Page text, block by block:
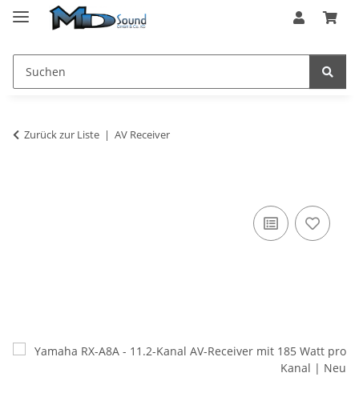
Zurück zur Liste AV Receiver